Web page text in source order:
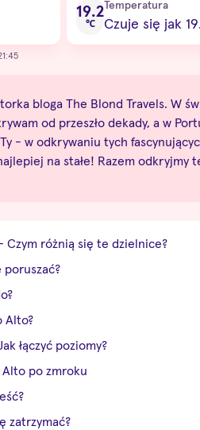
19.2
℃
Temperatura
Czuje się jak
bloga The Blond Travels. W
od przeszło dekady, a w
- w odkrywaniu tych
na stałe! Razem odkryjmy
Czym różnią się te dzielnice?
Alto?
łączyć poziomy?
po zmroku
zatrzymać?